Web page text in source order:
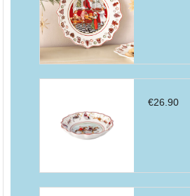
€26.90